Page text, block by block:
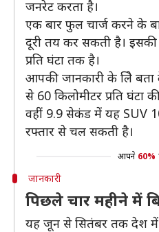
जनरेट करता है।
एक बार फुल चार्ज करने के
दूरी तय कर सकती है। इसकी
प्रति घंटा तक है।
आपकी जानकारी के लिे
से 60 किलोमीटर प्रति घंटा
वहीं 9.9 सेकंड में यह SUV
रफ्तार से चल सकती है।
आपने 60%
जानकारी
पिछले चार महीने में
यह जून से सितंबर तक देश में